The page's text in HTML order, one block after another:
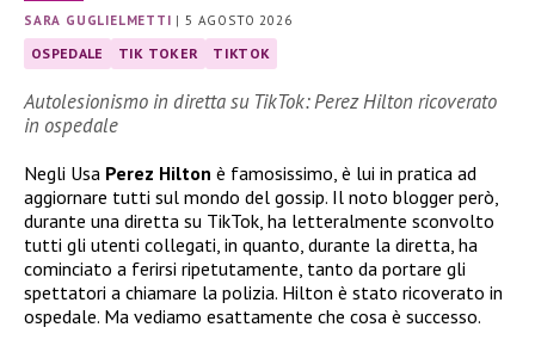
SARA GUGLIELMETTI |5 AGOSTO 2026
OSPEDALE TIK TOKER TIKTOK
Autolesionismo in diretta su TikTok: Perez Hilton ricoverato
in ospedale
Negli Usa Perez Hilton è famosissimo, è lui in pratica ad
aggiornare tutti sul mondo del gossip. Il noto blogger però,
durante una diretta su TikTok, ha letteralmente sconvolto
tutti gli utenti collegati, in quanto, durante la diretta, ha
cominciato a ferirsi ripetutamente, tanto da portare gli
spettatori a chiamare la polizia. Hilton è stato ricoverato in
ospedale. Ma vediamo esattamente che cosa è successo.